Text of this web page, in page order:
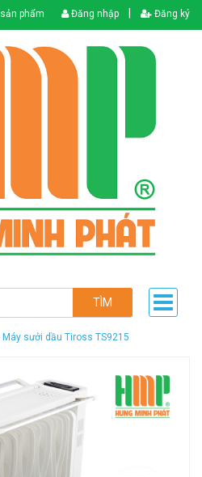
sản phẩm Đăng nhập Đăng ký
TÌM
Máy sưởi dầu Tiross TS9215